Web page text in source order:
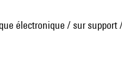
électronique / sur support